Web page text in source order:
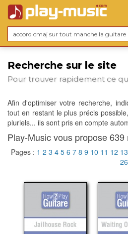
Recherche sur le site
Pour trouver rapidement ce
Afin d'optimiser votre recherche,
tout en restant le plus précis
pluriels... ils sont pris en compte
Play-Music vous propose
Pages : 1 2 3 4 5 6 7 8 9 10 11 12 13
26